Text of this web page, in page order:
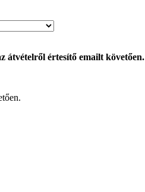
átvételről értesítő emailt követően.